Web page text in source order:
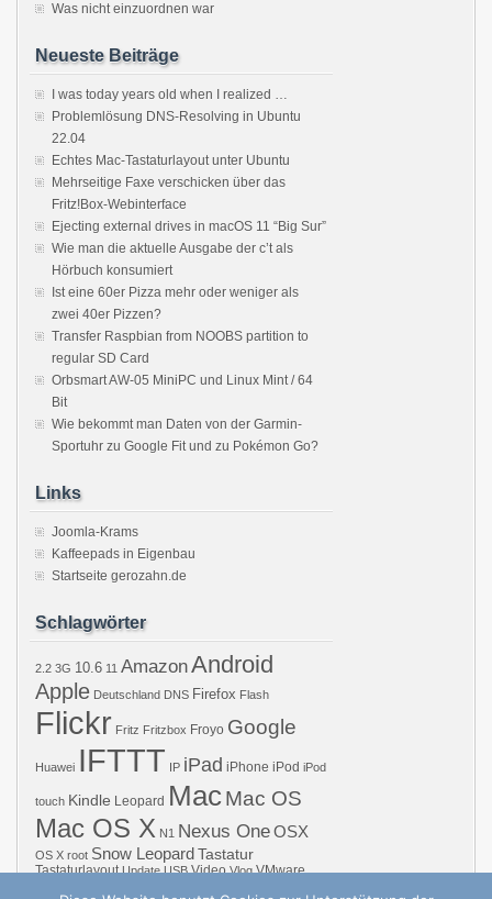
Was nicht einzuordnen war
Neueste Beiträge
I was today years old when I realized …
Problemlösung DNS-Resolving in Ubuntu
22.04
Echtes Mac-Tastaturlayout unter Ubuntu
Mehrseitige Faxe verschicken über das
Fritz!Box-Webinterface
Ejecting external drives in macOS 11 “Big Sur”
Wie man die aktuelle Ausgabe der c’t als
Hörbuch konsumiert
Ist eine 60er Pizza mehr oder weniger als
zwei 40er Pizzen?
Transfer Raspbian from NOOBS partition to
regular SD Card
Orbsmart AW-05 MiniPC und Linux Mint / 64
Bit
Wie bekommt man Daten von der Garmin-
Sportuhr zu Google Fit und zu Pokémon Go?
Links
Joomla-Krams
Kaffeepads in Eigenbau
Startseite gerozahn.de
Schlagwörter
2.2 3G 10.6 11 AmazonAndroid
Apple Deutschland DNS Firefox Flash
Flickr Fritz Fritzbox Froyo Google
Huawei IFTTT IP iPad iPhone iPod iPod
touch Kindle Leopard MacMac OS
Mac OS X N1 Nexus OneOSX
OS X root Snow LeopardTastatur
Tastaturlayout Update USB Video Vlog VMware
Windows